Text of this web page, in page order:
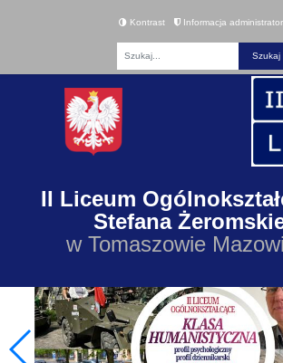
Kontrast Informacja
II Liceum
Stefana
w Tomaszowie